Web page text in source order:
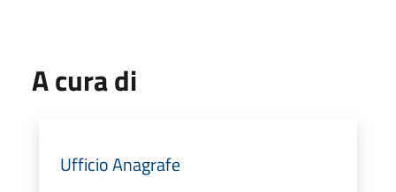
A cura di
Ufficio Anagrafe